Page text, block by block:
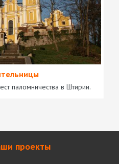
паломничества в Штирии.
проекты